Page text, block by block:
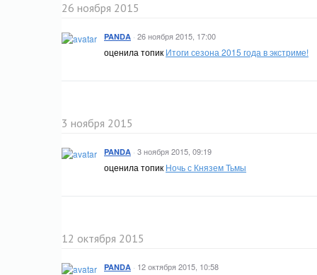
26 ноября 2015
PANDA · 26 ноября 2015, 17:00
оценила топик Итоги сезона 2015 года в экстриме!
3 ноября 2015
PANDA · 3 ноября 2015, 09:19
оценила топик Ночь с Князем Тьмы
12 октября 2015
PANDA · 12 октября 2015, 10:58